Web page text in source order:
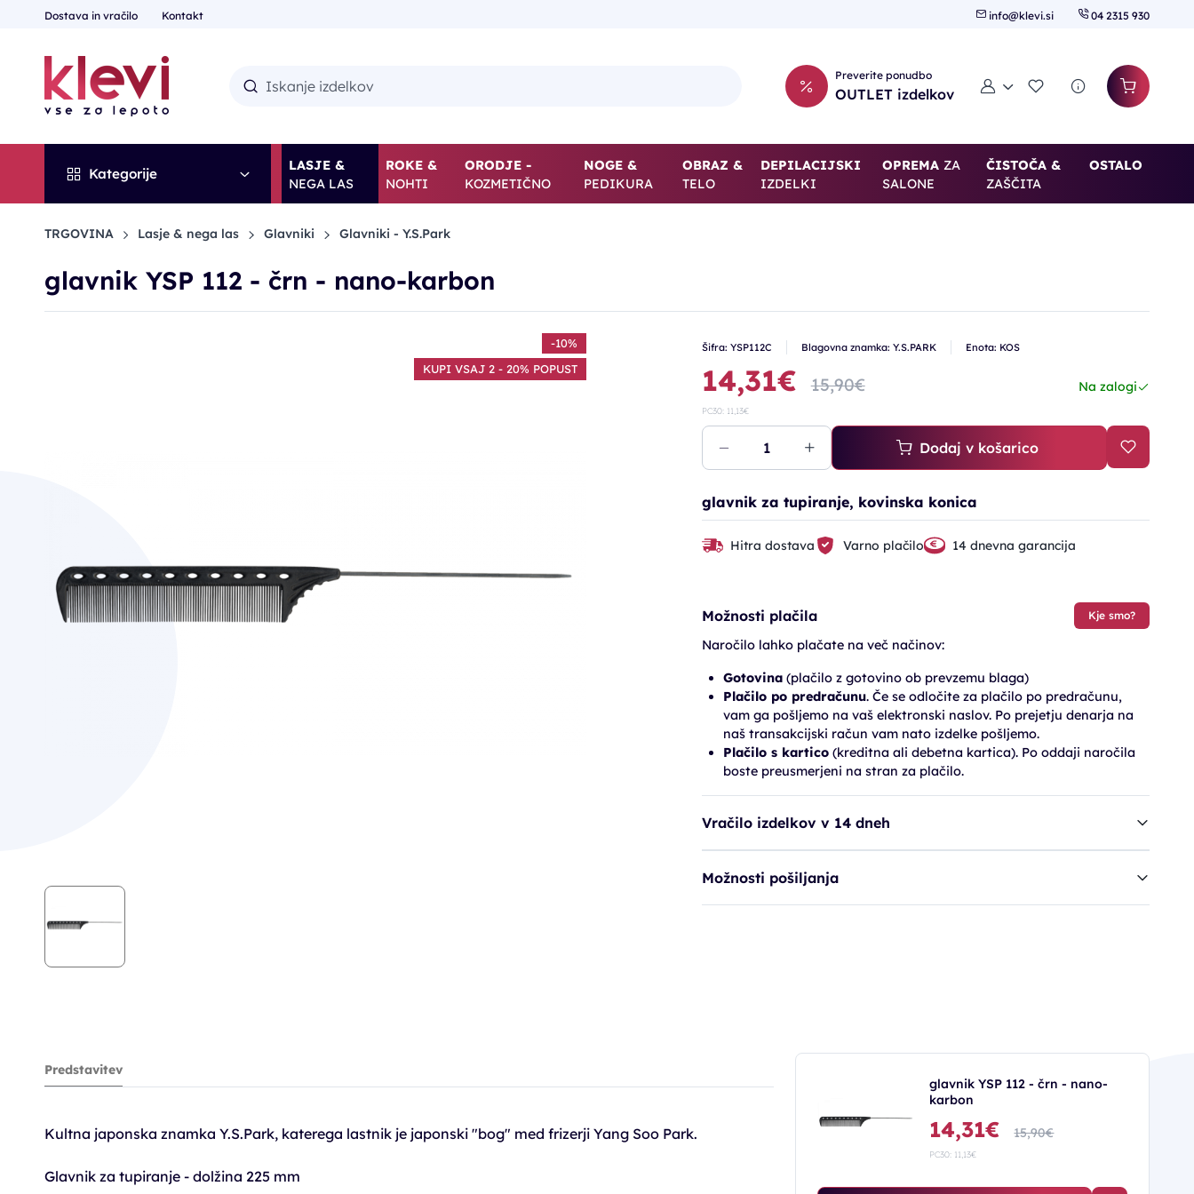
Dostava in vračilo Kontakt info@klevi.si 04 2315 930
Preverite ponudbo
OUTLET izdelkov Moj računSeznam želja
Kategorije
LASJE &
NEGA LAS
ROKE &
NOHTI
ORODJE -
KOZMETIČNO
NOGE &
PEDIKURA
OBRAZ &
TELO
DEPILACIJSKI
IZDELKI
OPREMAZA
SALONE
ČISTOČA &
ZAŠČITA
OSTALO
TRGOVINA Lasje & nega las Glavniki Glavniki - Y.S.Park
glavnik YSP 112 - črn - nano-karbon
-10%
KUPI VSAJ 2 - 20% POPUST
Šifra: YSP112C Blagovna znamka: Y.S.PARK Enota: KOS
14,31€ 15,90€ Na zalogi
PC30: 11,13€
Dodaj v košarico
glavnik za tupiranje, kovinska konica
Hitra dostava Varno plačilo 14 dnevna garancija
Možnosti plačila Kje smo?
Naročilo lahko plačate na več načinov:
Gotovina(plačilo z gotovino ob prevzemu blaga)
Plačilo po predračunu. Če se odločite za plačilo po predračunu,
vam ga pošljemo na vaš elektronski naslov. Po prejetju denarja na
naš transakcijski račun vam nato izdelke pošljemo.
Plačilo s kartico(kreditna ali debetna kartica). Po oddaji naročila
boste preusmerjeni na stran za plačilo.
Vračilo izdelkov v 14 dneh
Možnosti pošiljanja
Predstavitev
Kultna japonska znamka Y.S.Park, katerega lastnik je japonski "bog" med frizerji Yang Soo Park.
Glavnik za tupiranje - dolžina 225 mm
glavnik YSP 112 - črn - nano-
karbon
14,31€ 15,90€
PC30: 11,13€